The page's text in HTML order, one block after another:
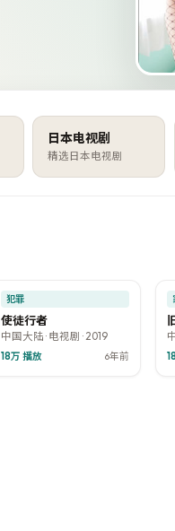
日本电视剧
精选日本电视剧
热门
犯罪
使徒行者
中国大陆 · 电视剧 · 2019
18万 播放 6年前